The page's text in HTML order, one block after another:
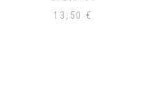
13,50 €